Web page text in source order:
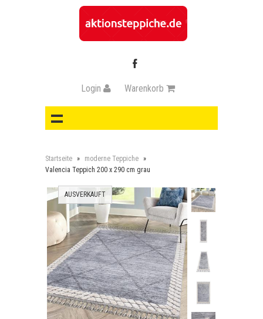
Login Warenkorb
Startseite » moderne Teppiche »
Valencia Teppich 200 x 290 cm grau
AUSVERKAUFT